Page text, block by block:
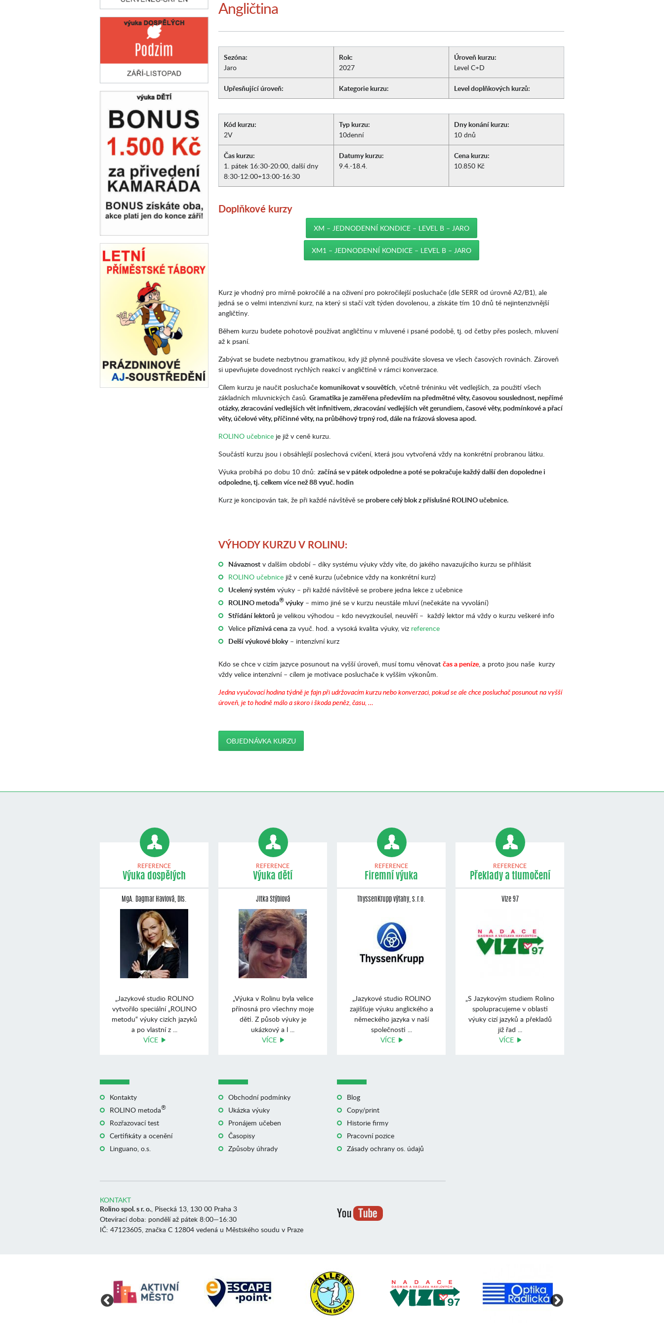
Angličtina
Sezóna:
Jaro
Rok:
2027
Úroveň kurzu:
Level C+D
Upřesňující úroveň: Kategorie kurzu: Level doplňkových kurzů:
Kód kurzu:
2V
Typ kurzu:
10denní
Dny konání kurzu:
10 dnů
Čas kurzu:
1. pátek 16:30-20:00, další dny
8:30-12:00+13:00-16:30
Datumy kurzu:
9.4.-18.4.
Cena kurzu:
10.850 Kč
Doplňkové kurzy
XM – JEDNODENNÍ KONDICE – LEVEL B – JARO
XM1 – JEDNODENNÍ KONDICE – LEVEL B – JARO
Kurz je vhodný pro mírně pokročilé a na oživení pro pokročilejší posluchače (dle SERR od úrovně A2/B1), ale
jedná se o velmi intenzivní kurz, na který si stačí vzít týden dovolenou, a získáte tím 10 dnů té nejintenzivnější
angličtiny.
Během kurzu budete pohotově používat angličtinu v mluvené i psané podobě, tj. od četby přes poslech, mluvení
až k psaní.
Zabývat se budete nezbytnou gramatikou, kdy již plynně používáte slovesa ve všech časových rovinách. Zároveň
si upevňujete dovednost rychlých reakcí v angličtině v rámci konverzace.
Cílem kurzu je naučit posluchače komunikovat v souvětích, včetně tréninku vět vedlejších, za použití všech
základních mluvnických časů. Gramatika je zaměřena především na předmětné věty, časovou souslednost, nepřímé
otázky, zkracování vedlejších vět infinitivem, zkracování vedlejších vět gerundiem, časové věty, podmínkové a přací
věty, účelové věty, příčinné věty, na průběhový trpný rod, dále na frázová slovesa apod.
ROLINO učebnice je již v ceně kurzu.
Součástí kurzu jsou i obsáhlejší poslechová cvičení, která jsou vytvořená vždy na konkrétní probranou látku.
Výuka probíhá po dobu 10 dnů: začíná se v pátek odpoledne a poté se pokračuje každý další den dopoledne i
odpoledne, tj. celkem více než 88 vyuč. hodin
Kurz je koncipován tak, že při každé návštěvě se probere celý blok z příslušné ROLINO učebnice.
VÝHODY KURZU V ROLINU:
Návaznost v dalším období – díky systému výuky vždy víte, do jakého navazujícího kurzu se přihlásit
ROLINO učebnice již v ceně kurzu (učebnice vždy na konkrétní kurz)
Ucelený systém výuky – při každé návštěvě se probere jedna lekce z učebnice
ROLINO metoda®výuky– mimo jiné se v kurzu neustále mluví (nečekáte na vyvolání)
Střídání lektorů je velikou výhodou – kdo nevyzkoušel, neuvěří – každý lektor má vždy o kurzu veškeré info
Velice příznivá cena za vyuč. hod. a vysoká kvalita výuky, viz reference
Delší výukové bloky– intenzívní kurz
Kdo se chce v cizím jazyce posunout na vyšší úroveň, musí tomu věnovat čas a peníze, a proto jsou naše kurzy
vždy velice intenzívní – cílem je motivace posluchače k vyšším výkonům.
Jedna vyučovací hodina týdně je fajn při udržovacím kurzu nebo konverzaci, pokud se ale chce posluchač posunout na vyšší
úroveň, je to hodně málo a skoro i škoda peněz, času, …
OBJEDNÁVKA KURZU
REFERENCE
Výuka dospělých
MgA. Dagmar Havlová, Dis.
„Jazykové studio ROLINO
vytvořilo speciální „ROLINO
metodu“ výuky cizích jazyků
a po vlastní z ...
VÍCE
REFERENCE
Výuka dětí
Jitka Stýblová
„Výuka v Rolinu byla velice
přínosná pro všechny moje
děti. Z působ výuky je
ukázkový a l ...
VÍCE
REFERENCE
Firemní výuka
ThyssenKrupp výtahy, s.r.o.
„Jazykové studio ROLINO
zajišťuje výuku anglického a
německého jazyka v naší
společnosti ...
VÍCE
REFERENCE
Překlady a tlumočení
Vize 97
„S Jazykovým studiem Rolino
spolupracujeme v oblasti
výuky cizí jazyků a překladů
již řad ...
VÍCE
Kontakty
ROLINO metoda®
Rozřazovací test
Certifikáty a ocenění
Linguano, o.s.
Obchodní podmínky
Ukázka výuky
Pronájem učeben
Časopisy
Způsoby úhrady
Blog
Copy/print
Historie firmy
Pracovní pozice
Zásady ochrany os. údajů
KONTAKT
Rolino spol. s r. o., Písecká 13, 130 00 Praha 3
Otevírací doba: pondělí až pátek 8:00—16:30
IČ: 47123605, značka C 12804 vedená u Městského soudu v Praze